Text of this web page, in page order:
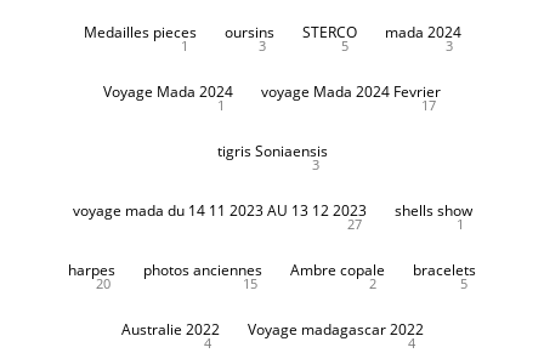
Medailles pieces
1
oursins
3
STERCO
5
mada 2024
3
Voyage Mada 2024
1
voyage Mada 2024 Fevrier
17
tigris Soniaensis
3
voyage mada du 14 11 2023 AU 13 12 2023
27
shells show
1
harpes
20
photos anciennes
15
Ambre copale
2
bracelets
5
Australie 2022
4
Voyage madagascar 2022
4